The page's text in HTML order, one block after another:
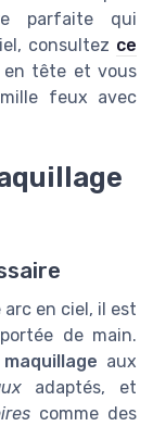
parfaite qui
consultez ce
en tête et vous
feux avec
en ciel, il est
de main.
aux
adaptés, et
comme des